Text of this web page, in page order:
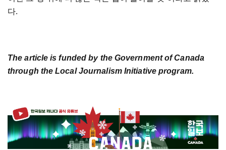
다.
The article is funded by the Government of Canada
through the Local Journalism Initiative program.